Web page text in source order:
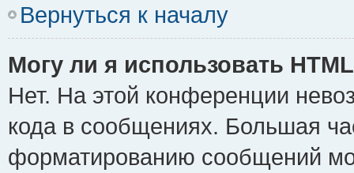
Вернуться к началу
Могу ли я использовать
Нет. На этой конференции
кода в сообщениях. Большая
форматированию сообщений